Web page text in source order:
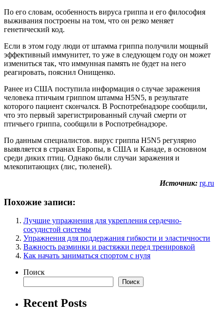
По его словам, особенность вируса гриппа и его философия
выживания построены на том, что он резко меняет
генетический код.
Если в этом году люди от штамма гриппа получили мощный
эффективный иммунитет, то уже в следующем году он может
измениться так, что иммунная память не будет на него
реагировать, пояснил Онищенко.
Ранее из США поступила информация о случае заражения
человека птичьим гриппом штамма H5N5, в результате
которого пациент скончался. В Роспотребнадзоре сообщили,
что это первый зарегистрированный случай смерти от
птичьего гриппа, сообщили в Роспотребнадзоре.
По данным специалистов. вирус гриппа H5N5 регулярно
выявляется в странах Европы, в США и Канаде, в основном
среди диких птиц. Однако были случаи заражения и
млекопитающих (лис, тюленей).
Источник: rg.ru
Похожие записи:
Лучшие упражнения для укрепления сердечно-
сосудистой системы
Упражнения для поддержания гибкости и эластичности
Важность разминки и растяжки перед тренировкой
Как начать заниматься спортом с нуля
Поиск
Поиск
Recent Posts